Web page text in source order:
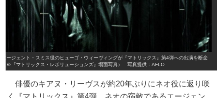
エージェント・スミス役のヒューゴ・ウィーヴィングが『マトリックス』第4弾への出演を断念
（※『マトリックス・レボリューションズ』場面写真） 写真提供：AFLO
俳優のキアヌ・リーヴスが約20年ぶりにネオ役に返り咲
く『マトリックス』第4弾。ネオの宿敵であるエージェン